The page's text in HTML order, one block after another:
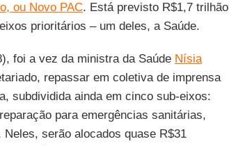
ou Novo PAC. Está previsto R$1,7 trilhão
prioritários – um deles, a Saúde.
foi a vez da ministra da Saúde Nísia
repassar em coletiva de imprensa
subdividida ainda em cinco sub-eixos:
para emergências sanitárias,
serão alocados quase R$31